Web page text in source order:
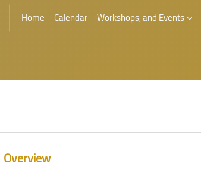
Home Calendar Workshops, and Events
Course Overview
Overview